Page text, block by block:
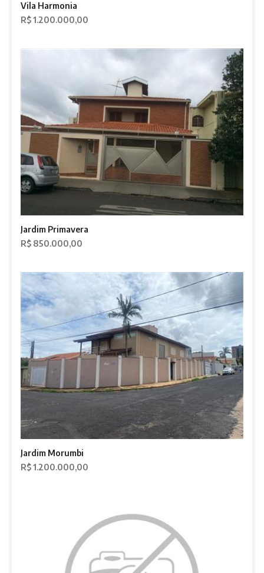
Vila Harmonia
R$ 1.200.000,00
Jardim Primavera
R$ 850.000,00
Jardim Morumbi
R$ 1.200.000,00